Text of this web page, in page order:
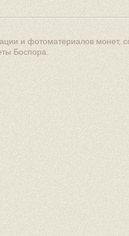
и фотоматериалов монет,
Боспора